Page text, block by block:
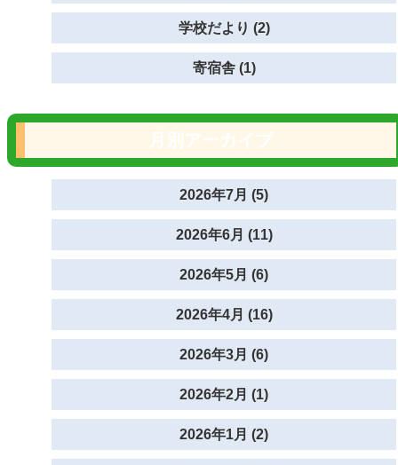
学校だより (2)
寄宿舎 (1)
2026年7月 (5)
2026年6月 (11)
2026年5月 (6)
2026年4月 (16)
2026年3月 (6)
2026年2月 (1)
2026年1月 (2)